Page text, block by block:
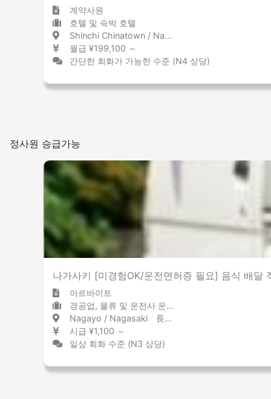
계약사원
호텔 및 숙박 호텔
Shinchi Chinatown / Nagasaki 新地中華街 / 長崎県
월급 ¥199,100 ～
간단한 회화가 가능한 수준 (N4 상당)
정사원 승급가능
나가사키 [미경험OK/운전면허증 필요] 음식 배달
아르바이트
경공업, 물류 및 운전사 운전기사
Nagayo / Nagasaki 長与 / 長崎県
시급 ¥1,100 ～
일상 회화 수준 (N3 상당)